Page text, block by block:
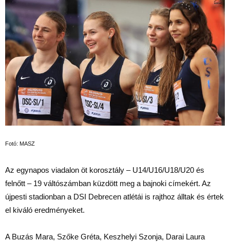
Fotó: MASZ
Az egynapos viadalon öt korosztály – U14/U16/U18/U20 és
felnőtt – 19 váltószámban küzdött meg a bajnoki címekért. Az
újpesti stadionban a DSI Debrecen atlétái is rajthoz álltak és értek
el kiváló eredményeket.
A Buzás Mara, Szőke Gréta, Keszhelyi Szonja, Darai Laura